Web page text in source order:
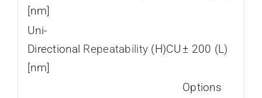
[nm]
Uni-
Directional Repeatability (H)CU
[nm]
± 200 (L)
Options